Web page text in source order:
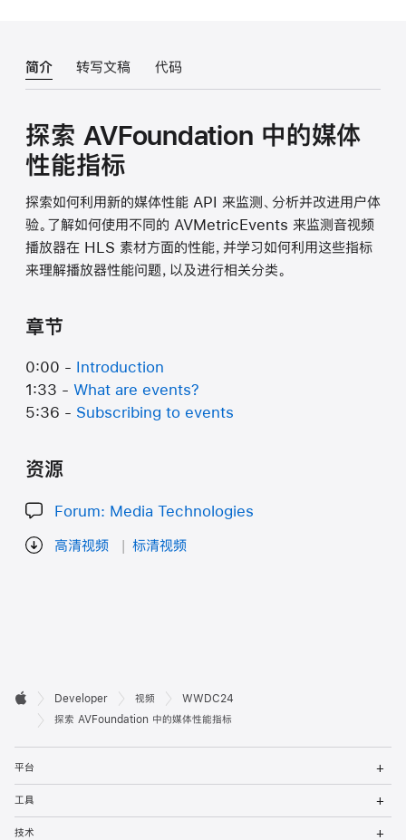
简介 转写文稿 代码
探索 AVFoundation 中的媒体
性能指标
探索如何利用新的媒体性能 API 来监测、分析并改进用户体
验。了解如何使用不同的 AVMetricEvents 来监测音视频
播放器在 HLS 素材方面的性能，并学习如何利用这些指标
来理解播放器性能问题，以及进行相关分类。
章节
0:00 - Introduction
1:33 - What are events?
5:36 - Subscribing to events
资源
Forum: Media Technologies
高清视频 标清视频
开
者
页
脚

Developer 视频
WWDC24
探索 AVFoundation 中的媒体性能指标
平台
菜
工具
菜
技术